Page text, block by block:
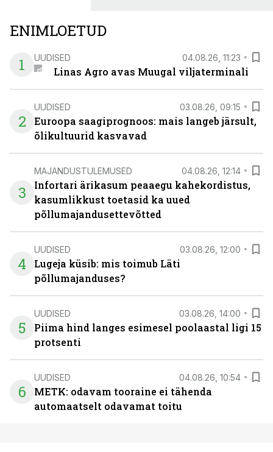
ENIMLOETUD
1
UUDISED 04.08.26, 11:23
Linas Agro avas Muugal viljaterminali
2
UUDISED 03.08.26, 09:15
Euroopa saagiprognoos: mais langeb järsult,
õlikultuurid kasvavad
3
MAJANDUSTULEMUSED 04.08.26, 12:14
Infortari ärikasum peaaegu kahekordistus,
kasumlikkust toetasid ka uued
põllumajandusettevõtted
4
UUDISED 03.08.26, 12:00
Lugeja küsib: mis toimub Läti
põllumajanduses?
5
UUDISED 03.08.26, 14:00
Piima hind langes esimesel poolaastal ligi 15
protsenti
6
UUDISED 04.08.26, 10:54
METK: odavam tooraine ei tähenda
automaatselt odavamat toitu